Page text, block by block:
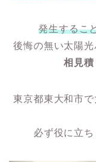
発生するこ
後悔の無い太陽
相見
東京都東大和市
必ず役に立ち